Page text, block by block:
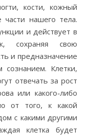
кости, кожный
части нашего тела.
и действует в
сохраняя свою
и предназначение
сознанием. Клетки,
отвечать за рост
или какого-либо
от того, к какой
с какими другими
клетка будет